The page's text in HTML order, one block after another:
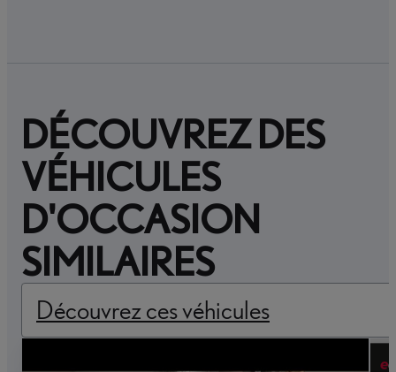
DÉCOUVREZ DES
VÉHICULES
D'OCCASION
SIMILAIRES
Découvrez ces véhicules